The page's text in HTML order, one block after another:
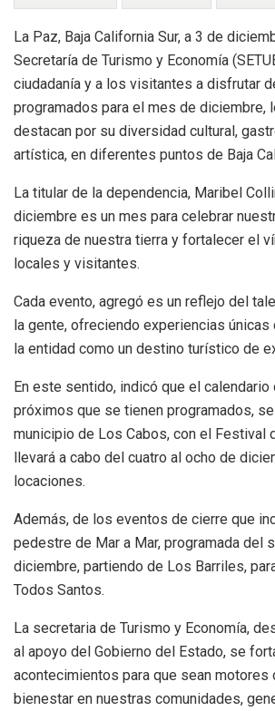
La Paz, Baja California Sur, a 3 de
Secretaría de Turismo y Economía
ciudadanía y a los visitantes a disfrutar
programados para el mes de diciembre,
destacan por su diversidad cultural,
artística, en diferentes puntos de Baja
La titular de la dependencia, Maribel
diciembre es un mes para celebrar
riqueza de nuestra tierra y fortalecer el
locales y visitantes.
Cada evento, agregó es un reflejo del
la gente, ofreciendo experiencias únicas
la entidad como un destino turístico de
En este sentido, indicó que el
próximos que se tienen programados,
municipio de Los Cabos, con el Festival
llevará a cabo del cuatro al ocho de
locaciones.
Además, de los eventos de cierre que
pedestre de Mar a Mar, programada del
diciembre, partiendo de Los Barriles,
Todos Santos.
La secretaria de Turismo y Economía,
al apoyo del Gobierno del Estado, se
acontecimientos para que sean motores
bienestar en nuestras comunidades,